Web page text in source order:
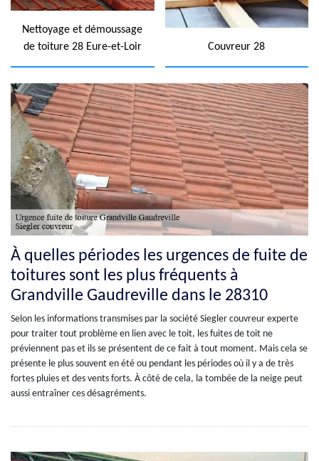
Nettoyage et démoussage
de toiture 28 Eure-et-Loir
Couvreur 28
À quelles périodes les urgences de fuite de
toitures sont les plus fréquents à
Grandville Gaudreville dans le 28310
Selon les informations transmises par la société Siegler couvreur experte
pour traiter tout problème en lien avec le toit, les fuites de toit ne
préviennent pas et ils se présentent de ce fait à tout moment. Mais cela se
présente le plus souvent en été ou pendant les périodes où il y a de très
fortes pluies et des vents forts. À côté de cela, la tombée de la neige peut
aussi entraîner ces désagréments.